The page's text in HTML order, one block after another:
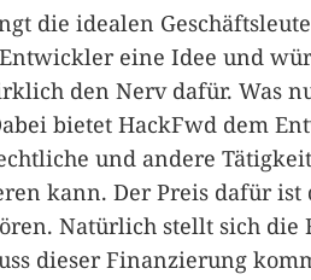
die idealen
eine Idee und
den Nerv dafür. Was
bietet HackFwd dem
und andere
kann. Der Preis dafür ist
Natürlich stellt sich die
dieser Finanzierung